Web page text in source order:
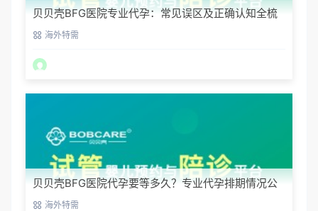
贝贝壳BFG医院专业代孕：常见误区及正确认知全梳
理 海外特需
贝贝壳BFG医院代孕要等多久？专业代孕排期情况公
开 海外特需